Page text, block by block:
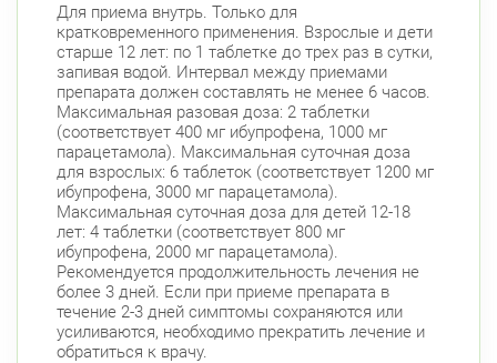
Для приема внутрь. Только для
кратковременного применения. Взрослые и дети
старше 12 лет: по 1 таблетке до трех раз в сутки,
запивая водой. Интервал между приемами
препарата должен составлять не менее 6 часов.
Максимальная разовая доза: 2 таблетки
(соответствует 400 мг ибупрофена, 1000 мг
парацетамола). Максимальная суточная доза
для взрослых: 6 таблеток (соответствует 1200 мг
ибупрофена, 3000 мг парацетамола).
Максимальная суточная доза для детей 12-18
лет: 4 таблетки (соответствует 800 мг
ибупрофена, 2000 мг парацетамола).
Рекомендуется продолжительность лечения не
более 3 дней. Если при приеме препарата в
течение 2-3 дней симптомы сохраняются или
усиливаются, необходимо прекратить лечение и
обратиться к врачу.